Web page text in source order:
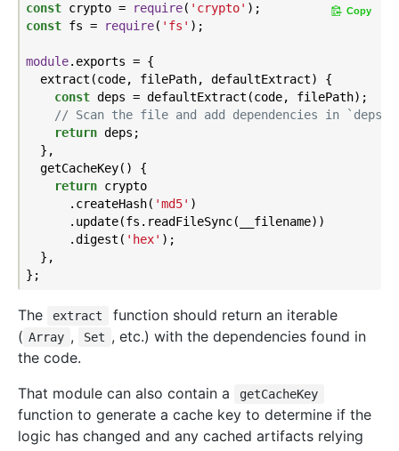
const crypto = require( 'crypto'
const fs = require( 'fs' );
module.exports = {
  extract(code, filePath, defaultExtract) {
const deps = defaultExtract(code, filePath);
// Scan the file and add dependencies in
return deps;
  },
  getCacheKey() {
return crypto
      .createHash(
'md5' )
      .update(fs.readFileSync(__filename))
      .digest(
'hex' );
  },
Copy
The extract
function should return an iterable
( Array , Set , etc.) with the dependencies found in
the code.
That module can also contain a
getCacheKey
function to generate a cache key to determine if the
logic has changed and any cached artifacts relying